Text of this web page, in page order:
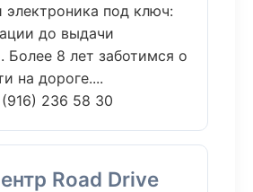
электроника под ключ:
до выдачи
Более 8 лет заботимся о
на дороге....
236 58 30
Road Drive